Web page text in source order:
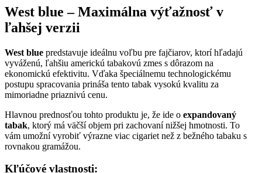
Nový
kolok
"H"
€
West blue – Maximálna výťažnosť v
ľahšej verzii
West blue predstavuje ideálnu voľbu pre fajčiarov, ktorí hľadajú
vyváženú, ľahšiu americkú tabakovú zmes s dôrazom na
ekonomickú efektivitu. Vďaka špeciálnemu technologickému
postupu spracovania prináša tento tabak vysokú kvalitu za
mimoriadne priaznivú cenu.
Hlavnou prednosťou tohto produktu je, že ide o expandovaný
tabak, ktorý má väčší objem pri zachovaní nižšej hmotnosti. To
vám umožní vyrobiť výrazne viac cigariet než z bežného tabaku s
rovnakou gramážou.
Kľúčové vlastnosti: